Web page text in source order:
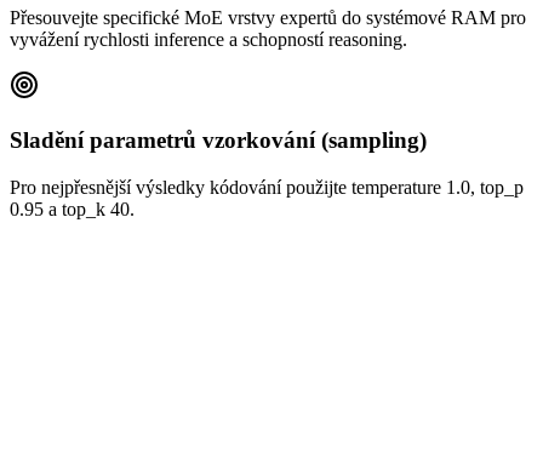
Přesouvejte specifické MoE vrstvy expertů do systémové RAM pro
vyvážení rychlosti inference a schopností reasoning.
Sladění parametrů vzorkování (sampling)
Pro nejpřesnější výsledky kódování použijte temperature 1.0, top_p
0.95 a top_k 40.